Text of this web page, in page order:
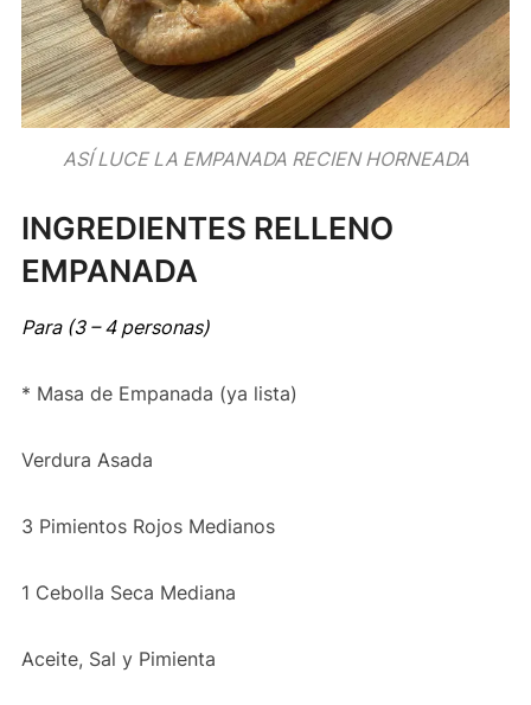
ASÍ LUCE LA EMPANADA RECIEN HORNEADA
INGREDIENTES RELLENO
EMPANADA
Para (3 – 4 personas)
* Masa de Empanada (ya lista)
Verdura Asada
3 Pimientos Rojos Medianos
1 Cebolla Seca Mediana
Aceite, Sal y Pimienta